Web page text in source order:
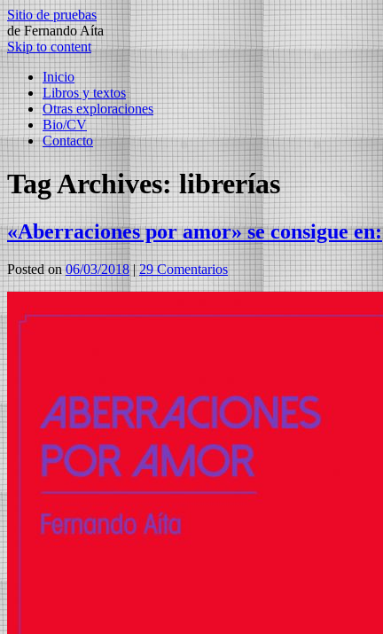
Sitio de pruebas
de Fernando Aíta
Skip to content
Inicio
Libros y textos
Otras exploraciones
Bio/CV
Contacto
Tag Archives:librerías
«Aberraciones por amor» se consigue en:
Posted on 06/03/2018 | 29 Comentarios